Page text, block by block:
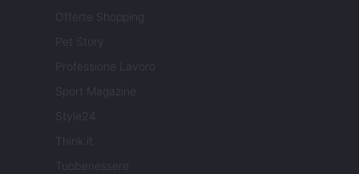
Offerte Shopping
Pet Story
Professione Lavoro
Sport Magazine
Style24
Think.it
Tuobenessere